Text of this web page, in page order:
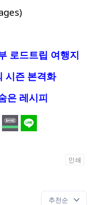
로드트립 여행지
시즌 본격화
은 레시피
인쇄